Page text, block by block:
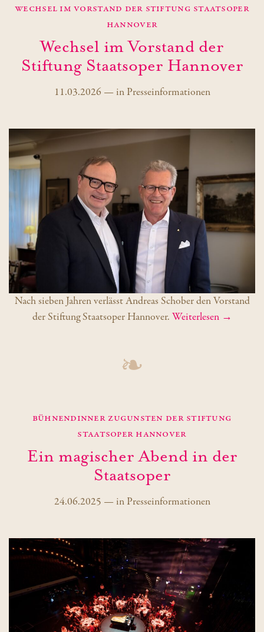
Wechsel im Vorstand der Stiftung Staatsoper
Hannover
Wechsel im Vorstand der
Stiftung Staatsoper Hannover
11.03.2026 — in Presseinformationen
Nach sieben Jahren verlässt Andreas Schober den Vorstand
der Stiftung Staatsoper Hannover. Weiterlesen →
❧
Bühnendinner zugunsten der Stiftung
Staatsoper Hannover
Ein magischer Abend in der
Staatsoper
24.06.2025 — in Presseinformationen